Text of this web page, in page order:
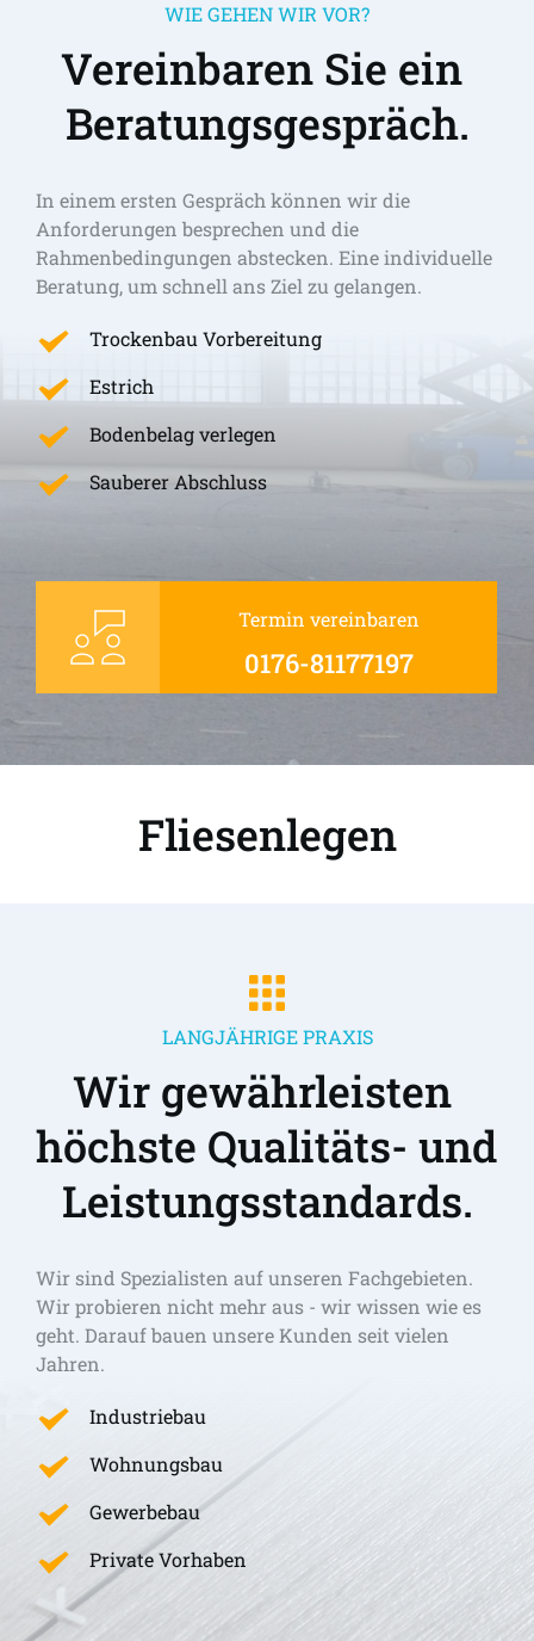
WIE GEHEN WIR VOR?
Vereinbaren Sie ein
Beratungsgespräch.
In einem ersten Gespräch können wir die
Anforderungen besprechen und die
Rahmenbedingungen abstecken. Eine individuelle
Beratung, um schnell ans Ziel zu gelangen.
Trockenbau Vorbereitung
Estrich
Bodenbelag verlegen
Sauberer Abschluss
Termin vereinbaren
0176-81177197
Fliesenlegen
LANGJÄHRIGE PRAXIS
Wir gewährleisten
höchste Qualitäts- und
Leistungsstandards.
Wir sind Spezialisten auf unseren Fachgebieten.
Wir probieren nicht mehr aus - wir wissen wie es
geht. Darauf bauen unsere Kunden seit vielen
Jahren.
Industriebau
Wohnungsbau
Gewerbebau
Private Vorhaben